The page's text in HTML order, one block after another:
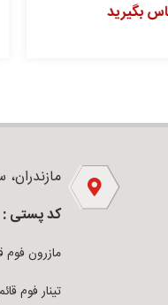
مازندران،
کد پستی :
مازرون فوم قائم :
تینار فوم قائم : ۸۸۱۸۸ –